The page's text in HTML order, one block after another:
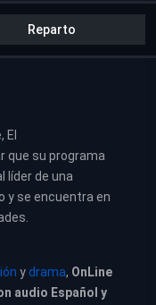
Reparto
El
que su programa
líder de una
y se encuentra en
ydrama, OnLine
audio Español y